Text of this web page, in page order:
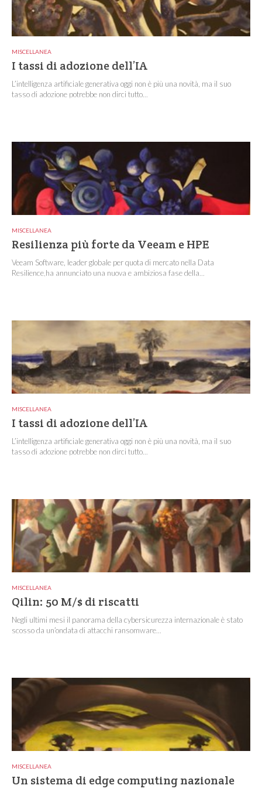
MISCELLANEA
I tassi di adozione dell’IA
L’intelligenza artificiale generativa oggi non è più una novità, ma il suo
tasso di adozione potrebbe non dirci tutto...
MISCELLANEA
Resilienza più forte da Veeam e HPE
Veeam Software, leader globale per quota di mercato nella Data
Resilience,ha annunciato una nuova e ambiziosa fase della...
MISCELLANEA
I tassi di adozione dell’IA
L’intelligenza artificiale generativa oggi non è più una novità, ma il suo
tasso di adozione potrebbe non dirci tutto...
MISCELLANEA
Qilin: 50 M/$ di riscatti
Negli ultimi mesi il panorama della cybersicurezza internazionale è stato
scosso da un’ondata di attacchi ransomware...
MISCELLANEA
Un sistema di edge computing nazionale